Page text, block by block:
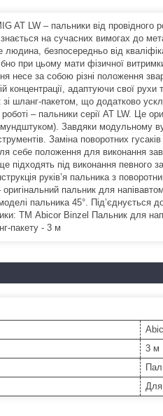
AT LW – пальники від
на сучасних вимогах до
безпосередньо від
при цьому мати фізичної
несе за собою різні положення
концентрації, адаптуючи свої
зі шланг-пакетом, що додатково
роботі – пальники серії AT LW. Це
Завдяки модульному
Заміна поворотних
себе положення для виконання
підходять під виконання
руків’я пальника з
пальник для
пальника 45°.
ТМ Abicor Binzel Пальник для
пакету - 3 м
3 м
Для